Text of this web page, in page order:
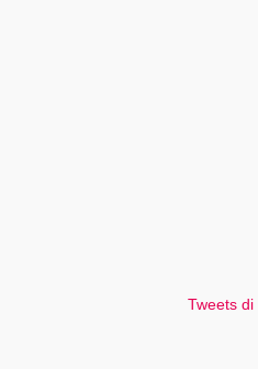
Tweets di